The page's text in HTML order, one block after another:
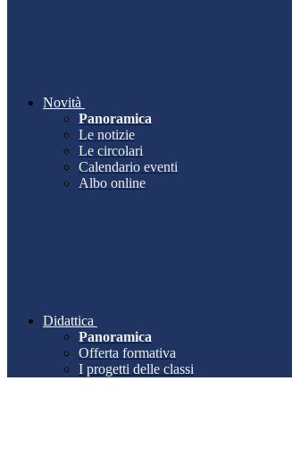
Novità
Panoramica
Le notizie
Le circolari
Calendario eventi
Albo online
Didattica
Panoramica
Offerta formativa
I progetti delle classi